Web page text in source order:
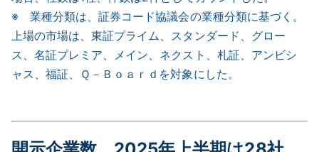
※ 業種分類は、証券コード協議会の業種分類に基づく。
上場の市場は、東証プライム、スタンダード、グロー
ス、名証プレミア、メイン、ネクスト、札証、アンビシ
ャス、福証、Ｑ－Ｂｏａｒｄを対象にした。